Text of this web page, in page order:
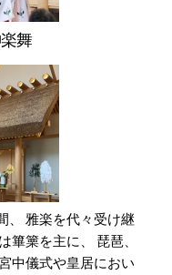
舞
、 雅楽を代々受け継
篳篥を主に、 琵琶、
中儀式や皇居におい